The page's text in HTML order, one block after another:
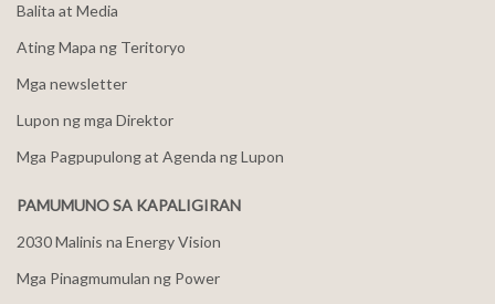
Balita at Media
Ating Mapa ng Teritoryo
Mga newsletter
Lupon ng mga Direktor
Mga Pagpupulong at Agenda ng Lupon
PAMUMUNO SA KAPALIGIRAN
2030 Malinis na Energy Vision
Mga Pinagmumulan ng Power